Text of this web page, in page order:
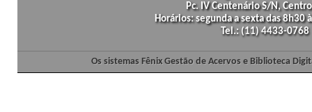
Pc. IV Centenário S/N,
Horários: segunda a sexta das
Tel.: (11) 4433-
Os sistemas Fênix Gestão de Acervos e Biblioteca